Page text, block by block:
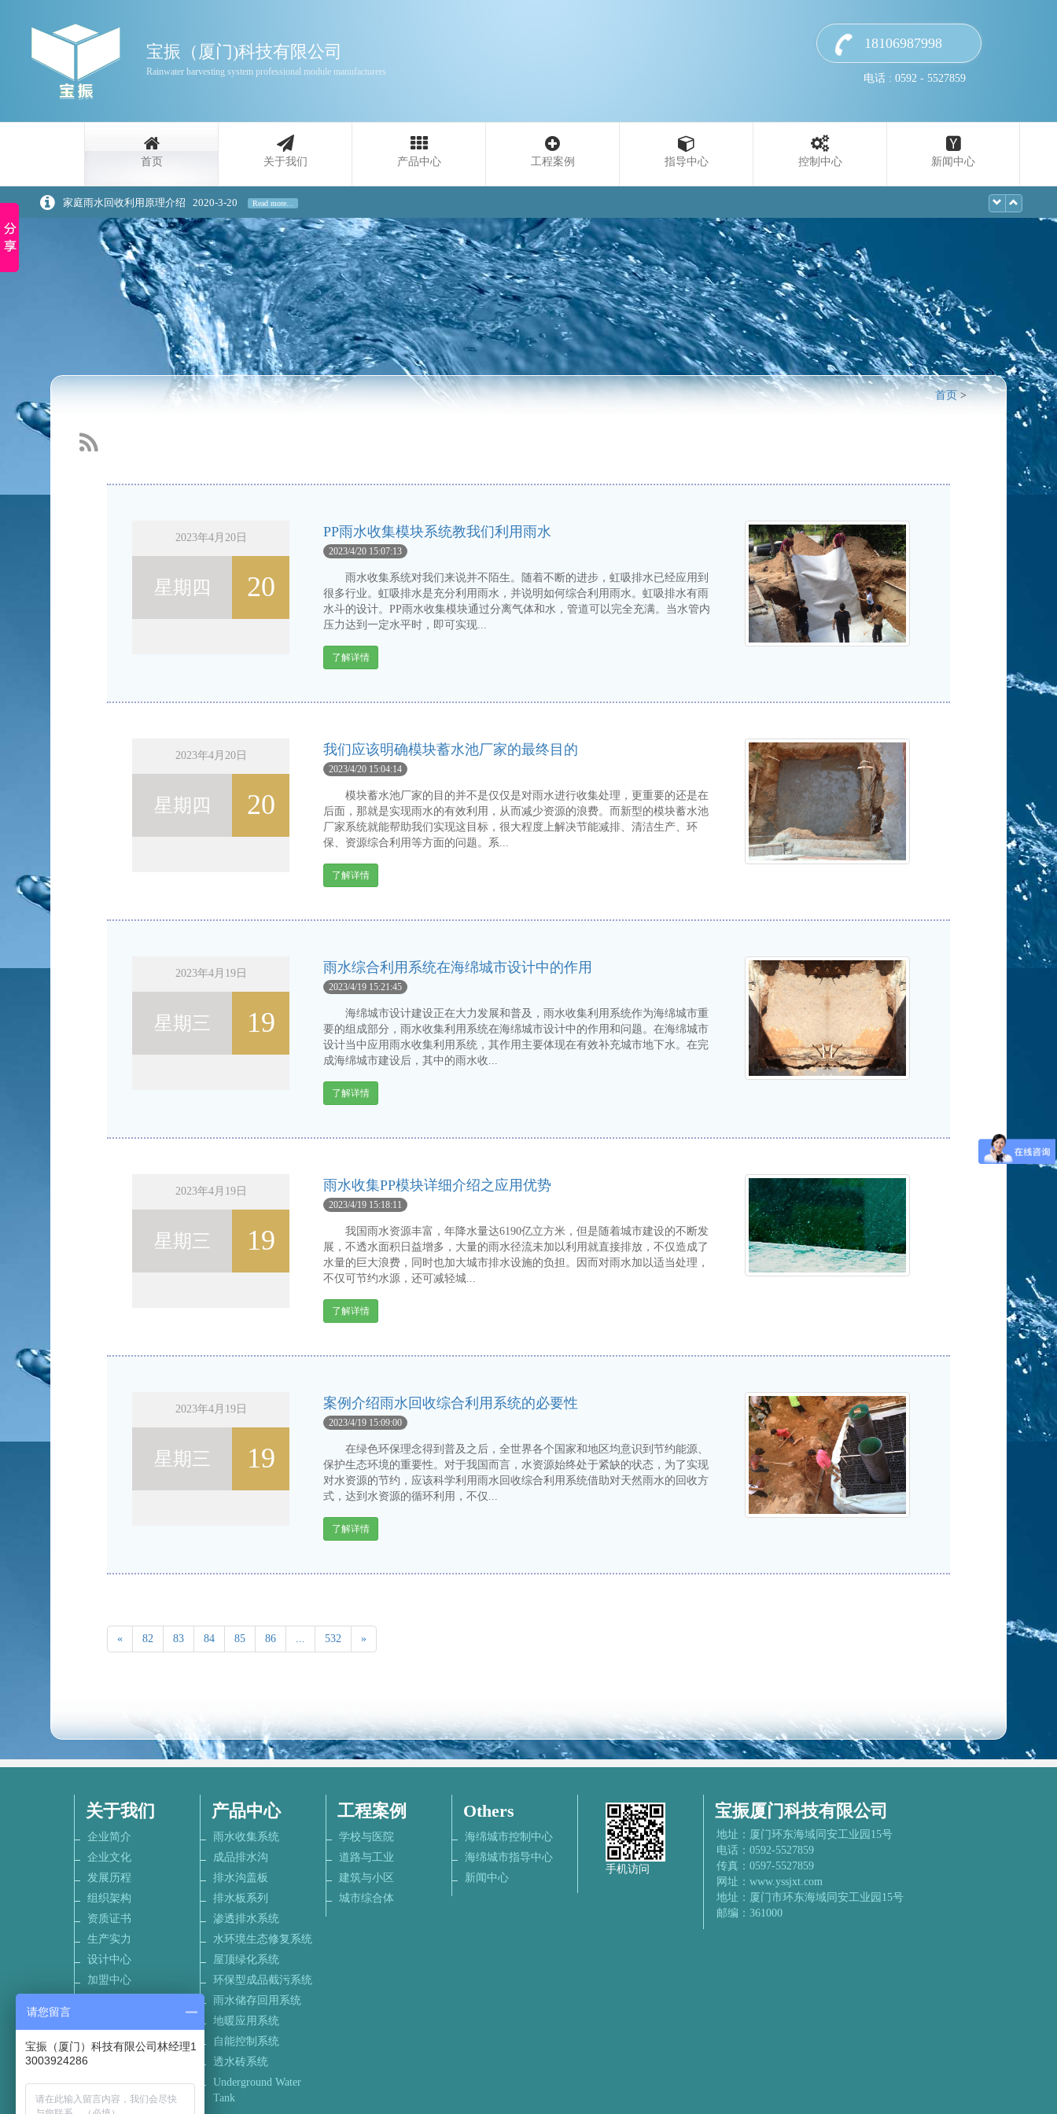
宝振（厦门)科技有限公司
Rainwater harvesting system professional module manufacturers
18106987998
电话 : 0592 - 5527859
首页 关于我们 产品中心 工程案例 指导中心 控制中心 新闻中心
家庭雨水回收利用原理介绍 2020-3-20 Read more...
浅谈景观设计中的雨水回收策略2020-3-20 Read more...
雨水收集是一种自然资源2016-3-11 Read more...
同层排水接入器法的优错误谬误2016-3-11 Read more...
雨水收集利用功能的分类2016-3-11 Read more... 首页>
2023年4月20日
星期四 20
PP雨水收集模块系统教我们利用雨水
2023/4/20 15:07:13
雨水收集系统对我们来说并不陌生。随着不断的进步，虹吸排水已经应用到
很多行业。虹吸排水是充分利用雨水，并说明如何综合利用雨水。虹吸排水有雨
水斗的设计。PP雨水收集模块通过分离气体和水，管道可以完全充满。当水管内
压力达到一定水平时，即可实现...
了解详情
2023年4月20日
星期四 20
我们应该明确模块蓄水池厂家的最终目的
2023/4/20 15:04:14
模块蓄水池厂家的目的并不是仅仅是对雨水进行收集处理，更重要的还是在
后面，那就是实现雨水的有效利用，从而减少资源的浪费。而新型的模块蓄水池
厂家系统就能帮助我们实现这目标，很大程度上解决节能减排、清洁生产、环
保、资源综合利用等方面的问题。系...
了解详情
2023年4月19日
星期三 19
雨水综合利用系统在海绵城市设计中的作用
2023/4/19 15:21:45
海绵城市设计建设正在大力发展和普及，雨水收集利用系统作为海绵城市重
要的组成部分，雨水收集利用系统在海绵城市设计中的作用和问题。在海绵城市
设计当中应用雨水收集利用系统，其作用主要体现在有效补充城市地下水。在完
成海绵城市建设后，其中的雨水收...
了解详情
2023年4月19日
星期三 19
雨水收集PP模块详细介绍之应用优势
2023/4/19 15:18:11
我国雨水资源丰富，年降水量达6190亿立方米，但是随着城市建设的不断发
展，不透水面积日益增多，大量的雨水径流未加以利用就直接排放，不仅造成了
水量的巨大浪费，同时也加大城市排水设施的负担。因而对雨水加以适当处理，
不仅可节约水源，还可减轻城...
了解详情
2023年4月19日
星期三 19
案例介绍雨水回收综合利用系统的必要性
2023/4/19 15:09:00
在绿色环保理念得到普及之后，全世界各个国家和地区均意识到节约能源、
保护生态环境的重要性。对于我国而言，水资源始终处于紧缺的状态，为了实现
对水资源的节约，应该科学利用雨水回收综合利用系统借助对天然雨水的回收方
式，达到水资源的循环利用，不仅...
了解详情
« 82 83 84 85 86 532 »
关于我们
企业简介
企业文化
发展历程
组织架构
资质证书
生产实力
设计中心
加盟中心
产品中心
雨水收集系统
成品排水沟
排水沟盖板
排水板系列
渗透排水系统
水环境生态修复系统
屋顶绿化系统
环保型成品截污系统
雨水储存回用系统
地暖应用系统
自能控制系统
透水砖系统
Underground Water
Tank
工程案例
学校与医院
道路与工业
建筑与小区
城市综合体
Others
海绵城市控制中心
海绵城市指导中心
新闻中心
手机访问
宝振厦门科技有限公司
地址：厦门环东海域同安工业园15号
电话：0592-5527859
传真：0597-5527859
网址：www.yssjxt.com
地址：厦门市环东海域同安工业园15号
邮编：361000
请您留言
宝振（厦门）科技有限公司林经理1
3003924286